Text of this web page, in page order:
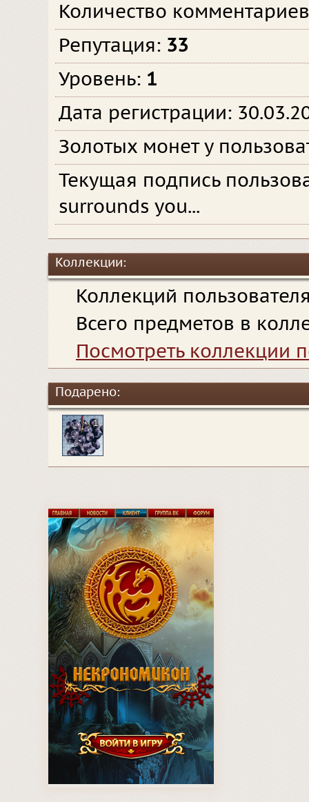
Количество
Репутация: 33
Уровень: 1
Дата регистрации:
Золотых монет у
Текущая подпись
surrounds you...
Коллекции:
Коллекций
Всего предметов в
Посмотреть коллекции
Подарено:
1